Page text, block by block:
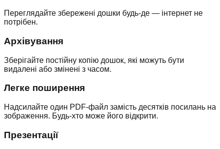
Переглядайте збережені дошки будь-де — інтернет не
потрібен.
Архівування
Зберігайте постійну копію дошок, які можуть бути
видалені або змінені з часом.
Легке поширення
Надсилайте один PDF-файл замість десятків посилань на
зображення. Будь-хто може його відкрити.
Презентації